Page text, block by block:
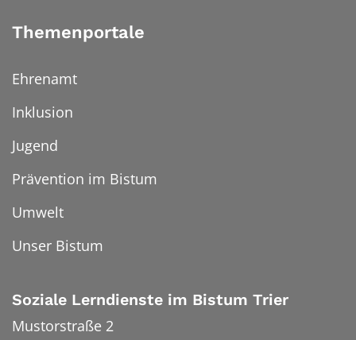
Themenportale
Ehrenamt
Inklusion
Jugend
Prävention im Bistum
Umwelt
Unser Bistum
Soziale Lerndienste im Bistum Trier
Mustorstraße 2